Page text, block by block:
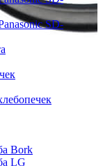
SD-
Bork
LG